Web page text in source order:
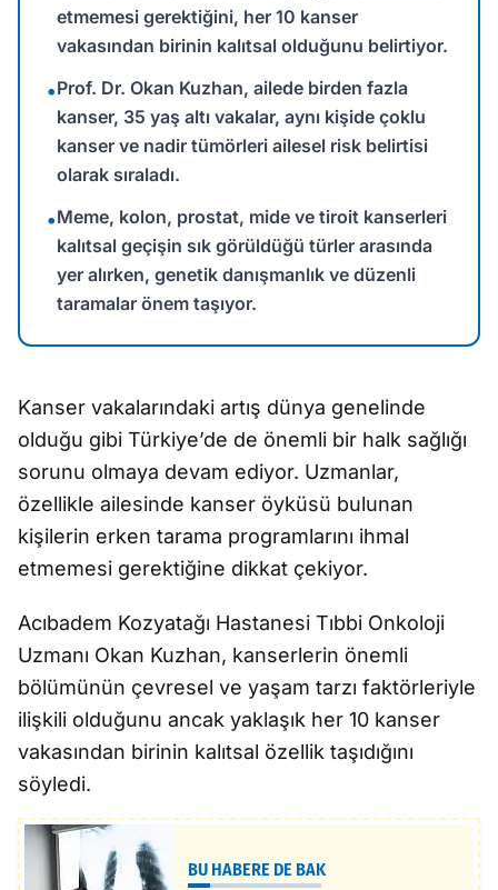
etmemesi gerektiğini, her 10 kanser
vakasından birinin kalıtsal olduğunu belirtiyor.
•Prof. Dr. Okan Kuzhan, ailede birden fazla
kanser, 35 yaş altı vakalar, aynı kişide çoklu
kanser ve nadir tümörleri ailesel risk belirtisi
olarak sıraladı.
•Meme, kolon, prostat, mide ve tiroit kanserleri
kalıtsal geçişin sık görüldüğü türler arasında
yer alırken, genetik danışmanlık ve düzenli
taramalar önem taşıyor.
Kanser vakalarındaki artış dünya genelinde
olduğu gibi Türkiye’de de önemli bir halk sağlığı
sorunu olmaya devam ediyor. Uzmanlar,
özellikle ailesinde kanser öyküsü bulunan
kişilerin erken tarama programlarını ihmal
etmemesi gerektiğine dikkat çekiyor.
Acıbadem Kozyatağı Hastanesi Tıbbi Onkoloji
Uzmanı Okan Kuzhan, kanserlerin önemli
bölümünün çevresel ve yaşam tarzı faktörleriyle
ilişkili olduğunu ancak yaklaşık her 10 kanser
vakasından birinin kalıtsal özellik taşıdığını
söyledi.
BU HABERE DE BAK